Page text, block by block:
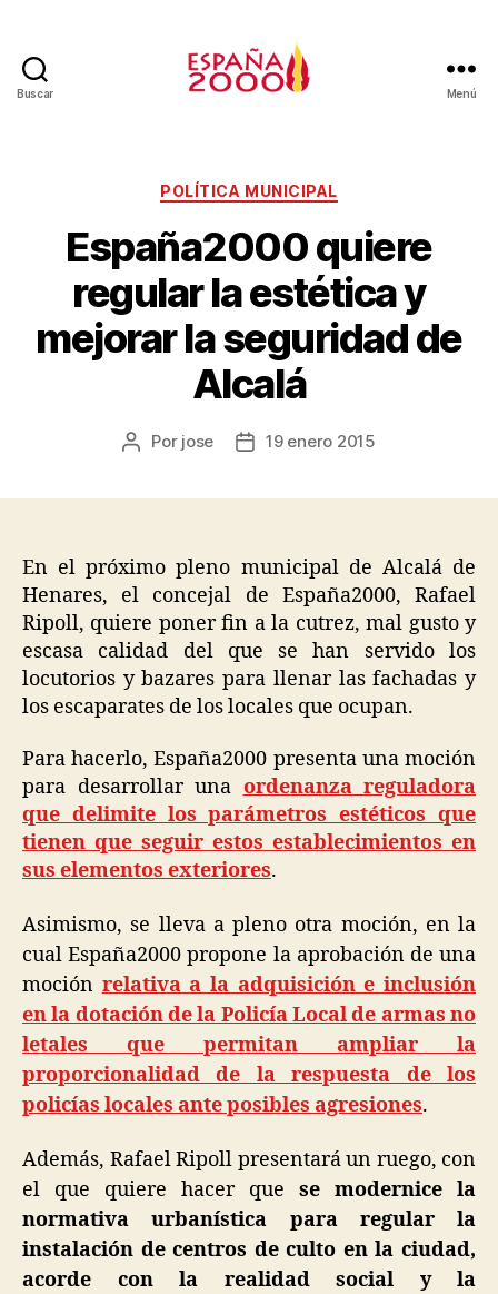
Buscar Menú
POLÍTICA MUNICIPAL
España2000 quiere
regular la estética y
mejorar la seguridad de
Alcalá
Por jose 19 enero 2015
En el próximo pleno municipal de Alcalá de
Henares, el concejal de España2000, Rafael
Ripoll, quiere poner fin a la cutrez, mal gusto y
escasa calidad del que se han servido los
locutorios y bazares para llenar las fachadas y
los escaparates de los locales que ocupan.
Para hacerlo, España2000 presenta una moción
para desarrollar una ordenanza reguladora
que delimite los parámetros estéticos que
tienen que seguir estos establecimientos en
sus elementos exteriores.
Asimismo, se lleva a pleno otra moción, en la
cual España2000 propone la aprobación de una
moción relativa a la adquisición e inclusión
en la dotación de la Policía Local de armas no
letales que permitan ampliar la
proporcionalidad de la respuesta de los
policías locales ante posibles agresiones.
Además, Rafael Ripoll presentará un ruego, con
el que quiere hacer que se modernice la
normativa urbanística para regular la
instalación de centros de culto en la ciudad,
acorde con la realidad social y la